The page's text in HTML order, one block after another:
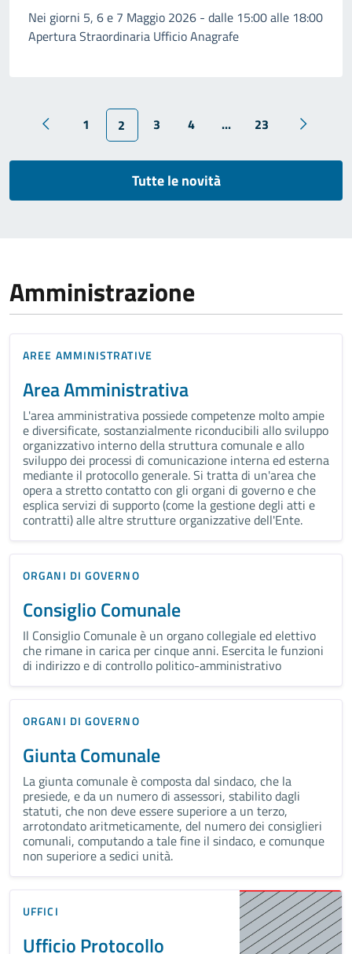
Nei giorni 5, 6 e 7 Maggio 2026 - dalle 15:00 alle 18:00
Apertura Straordinaria Ufficio Anagrafe
1 2 3 4 ... 23
Tutte le novità
Amministrazione
AREE AMMINISTRATIVE
Area Amministrativa
L'area amministrativa possiede competenze molto ampie
e diversificate, sostanzialmente riconducibili allo sviluppo
organizzativo interno della struttura comunale e allo
sviluppo dei processi di comunicazione interna ed esterna
mediante il protocollo generale. Si tratta di un'area che
opera a stretto contatto con gli organi di governo e che
esplica servizi di supporto (come la gestione degli atti e
contratti) alle altre strutture organizzative dell'Ente.
ORGANI DI GOVERNO
Consiglio Comunale
Il Consiglio Comunale è un organo collegiale ed elettivo
che rimane in carica per cinque anni. Esercita le funzioni
di indirizzo e di controllo politico-amministrativo
ORGANI DI GOVERNO
Giunta Comunale
La giunta comunale è composta dal sindaco, che la
presiede, e da un numero di assessori, stabilito dagli
statuti, che non deve essere superiore a un terzo,
arrotondato aritmeticamente, del numero dei consiglieri
comunali, computando a tale fine il sindaco, e comunque
non superiore a sedici unità.
UFFICI
Ufficio Protocollo